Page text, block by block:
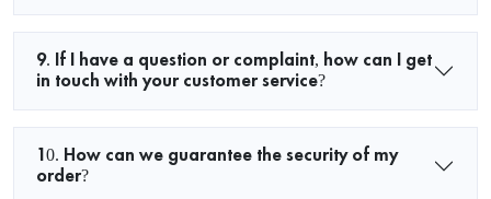
9. If I have a question or complaint, how can I get
in touch with your customer service?
10. How can we guarantee the security of my
order?